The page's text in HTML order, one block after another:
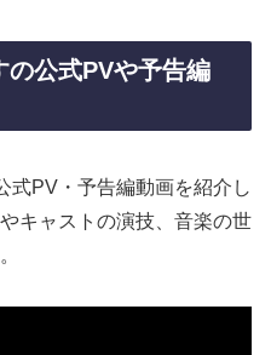
の公式PVや予告編
式PV・予告編動画を紹介し
キャストの演技、音楽の世